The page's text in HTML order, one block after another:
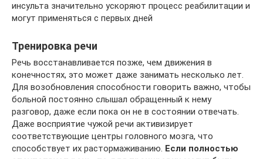
инсульта значительно ускоряют процесс реабилитации и
могут применяться с первых дней
Тренировка речи
Речь восстанавливается позже, чем движения в
конечностях, это может даже занимать несколько лет.
Для возобновления способности говорить важно, чтобы
больной постоянно слышал обращенный к нему
разговор, даже если пока он не в состоянии отвечать.
Даже восприятие чужой речи активизирует
соответствующие центры головного мозга, что
способствует их растормаживанию. Если полностью